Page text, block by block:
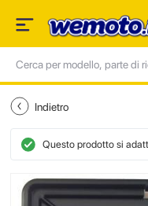
Indietro
Questo prodotto si